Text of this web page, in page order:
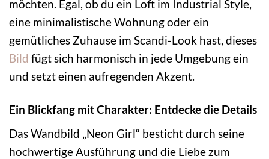
möchten. Egal, ob du ein Loft im Industrial Style,
eine minimalistische Wohnung oder ein
gemütliches Zuhause im Scandi-Look hast, dieses
Bild fügt sich harmonisch in jede Umgebung ein
und setzt einen aufregenden Akzent.
Ein Blickfang mit Charakter: Entdecke die Details
Das Wandbild „Neon Girl“ besticht durch seine
hochwertige Ausführung und die Liebe zum